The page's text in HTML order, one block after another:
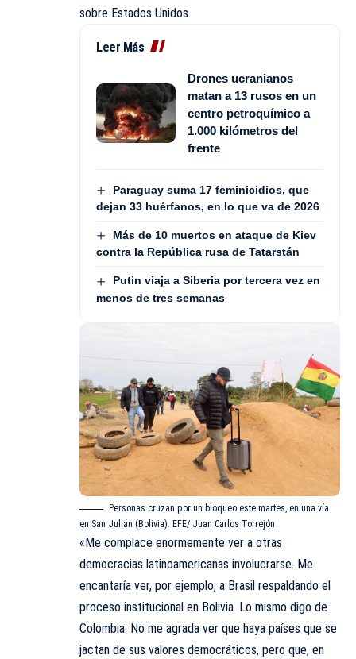
sobre Estados Unidos.
Leer Más
Drones ucranianos
matan a 13 rusos en un
centro petroquímico a
1.000 kilómetros del
frente
Paraguay suma 17 feminicidios, que
dejan 33 huérfanos, en lo que va de 2026
Más de 10 muertos en ataque de Kiev
contra la República rusa de Tatarstán
Putin viaja a Siberia por tercera vez en
menos de tres semanas
Personas cruzan por un bloqueo este martes, en una vía
en San Julián (Bolivia). EFE/ Juan Carlos Torrejón
«Me complace enormemente ver a otras
democracias latinoamericanas involucrarse. Me
encantaría ver, por ejemplo, a Brasil respaldando el
proceso institucional en Bolivia. Lo mismo digo de
Colombia. No me agrada ver que haya países que se
jactan de sus valores democráticos, pero que, en